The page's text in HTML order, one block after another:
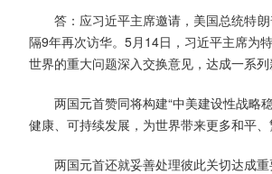
答：应习近平主席邀请，美国总统特
隔9年再次访华。5月14日，习近平主席为
世界的重大问题深入交换意见，达成一系列
两国元首赞同将构建“中美建设性战略
健康、可持续发展，为世界带来更多和平、
两国元首还就妥善处理彼此关切达成